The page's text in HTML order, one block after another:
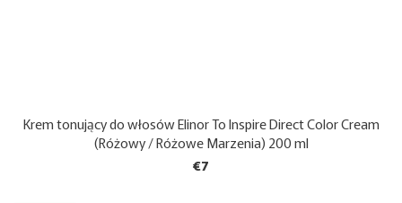
Krem tonujący do włosów Elinor To Inspire Direct Color Cream
(Różowy / Różowe Marzenia) 200 ml
€7